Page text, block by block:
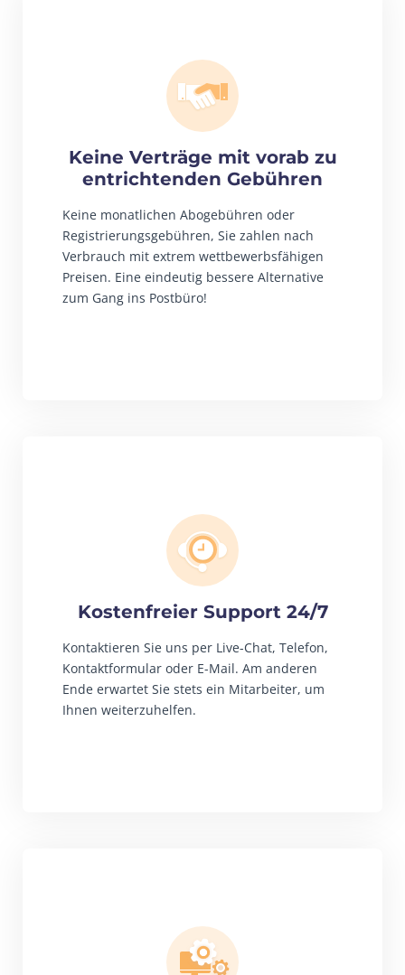
Keine Verträge mit vorab zu
entrichtenden Gebühren
Keine monatlichen Abogebühren oder
Registrierungsgebühren, Sie zahlen nach
Verbrauch mit extrem wettbewerbsfähigen
Preisen. Eine eindeutig bessere Alternative
zum Gang ins Postbüro!
Kostenfreier Support 24/7
Kontaktieren Sie uns per Live-Chat, Telefon,
Kontaktformular oder E-Mail. Am anderen
Ende erwartet Sie stets ein Mitarbeiter, um
Ihnen weiterzuhelfen.